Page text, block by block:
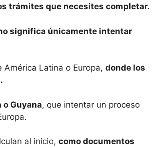
trámites que necesites completar.
significa únicamente intentar
Latina o Europa, donde los
Guyana, que intentar un proceso
al inicio, como documentos